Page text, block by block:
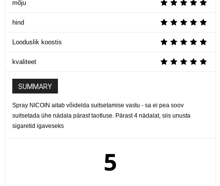
mõju
hind
Looduslik koostis
kvaliteet
SUMMARY
Spray NICOIN aitab võidelda suitsetamise vastu - sa ei pea soov
suitsetada ühe nädala pärast taotluse. Pärast 4 nädalat, siis unusta
sigaretid igaveseks
5